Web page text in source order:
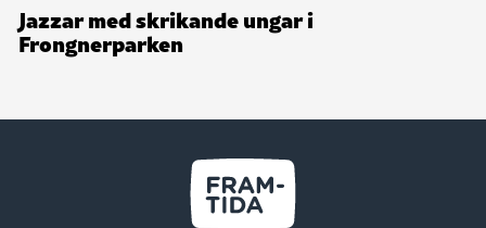
Jazzar med skrikande ungar i
Frongnerparken